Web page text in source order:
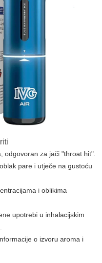
odgovoran za jači "throat hit".
pare i utječe na gustoću
i oblikima
upotrebi u inhalacijskim
o izvoru aroma i